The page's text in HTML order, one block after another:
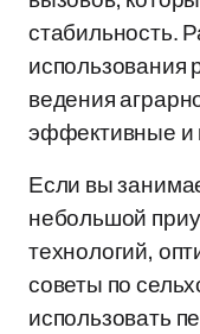
стабильность.
использования
ведения
эффективные и
Если вы
небольшой
технологий,
советы по
использовать